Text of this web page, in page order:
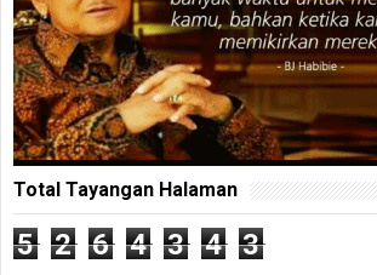
Total Tayangan Halaman
5 2 6 4 3 4 3